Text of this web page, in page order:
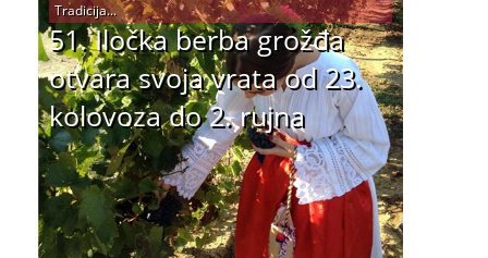
51. Iločka berba grožđa
otvara svoja vrata od 23.
kolovoza do 2. rujna
Tradicija...